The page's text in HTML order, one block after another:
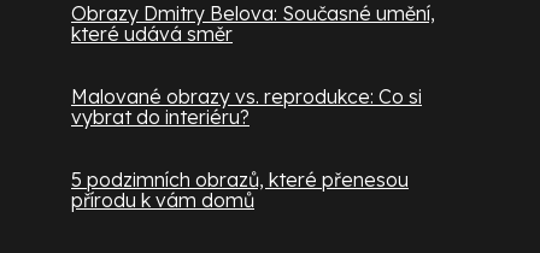
Obrazy Dmitry Belova: Současné umění,
které udává směr
Malované obrazy vs. reprodukce: Co si
vybrat do interiéru?
5 podzimních obrazů, které přenesou
přírodu k vám domů